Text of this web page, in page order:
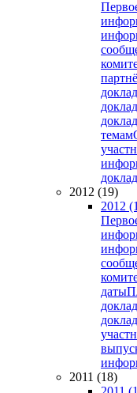
темам
2012 (19)
2012
даты
2011 (18)